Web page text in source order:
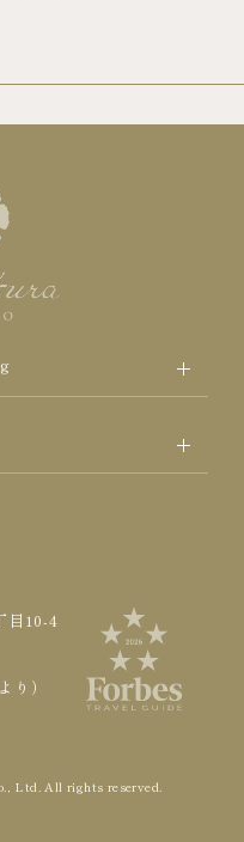
目10-4
）
Ltd. All rights reserved.